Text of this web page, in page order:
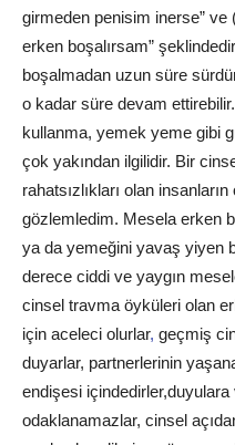
girmeden penisim inerse” ve
erken boşalırsam”
boşalmadan uzun süre
o kadar süre devam
kullanma, yemek yeme gibi
çok yakından ilgilidir. Bir
rahatsızlıkları olan
gözlemledim. Mesela erken
ya da yemeğini yavaş yiyen
derece ciddi ve yaygın
cinsel travma öyküleri olan
için aceleci olurlar, geçmiş
duyarlar, partnerlerinin
endişesi
odaklanamazlar, cinsel